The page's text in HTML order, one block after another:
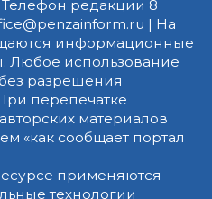
редакции 8
| На
информационные
Любое использование
разрешения
перепечатке
материалов
«как сообщает портал
применяются
технологии